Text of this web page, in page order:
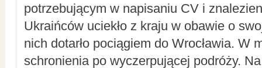
potrzebującym w napisaniu CV i
Ukraińców uciekło z kraju w obawie o
nich dotarło pociągiem do Wrocławia. W
schronienia po wyczerpującej podróży.